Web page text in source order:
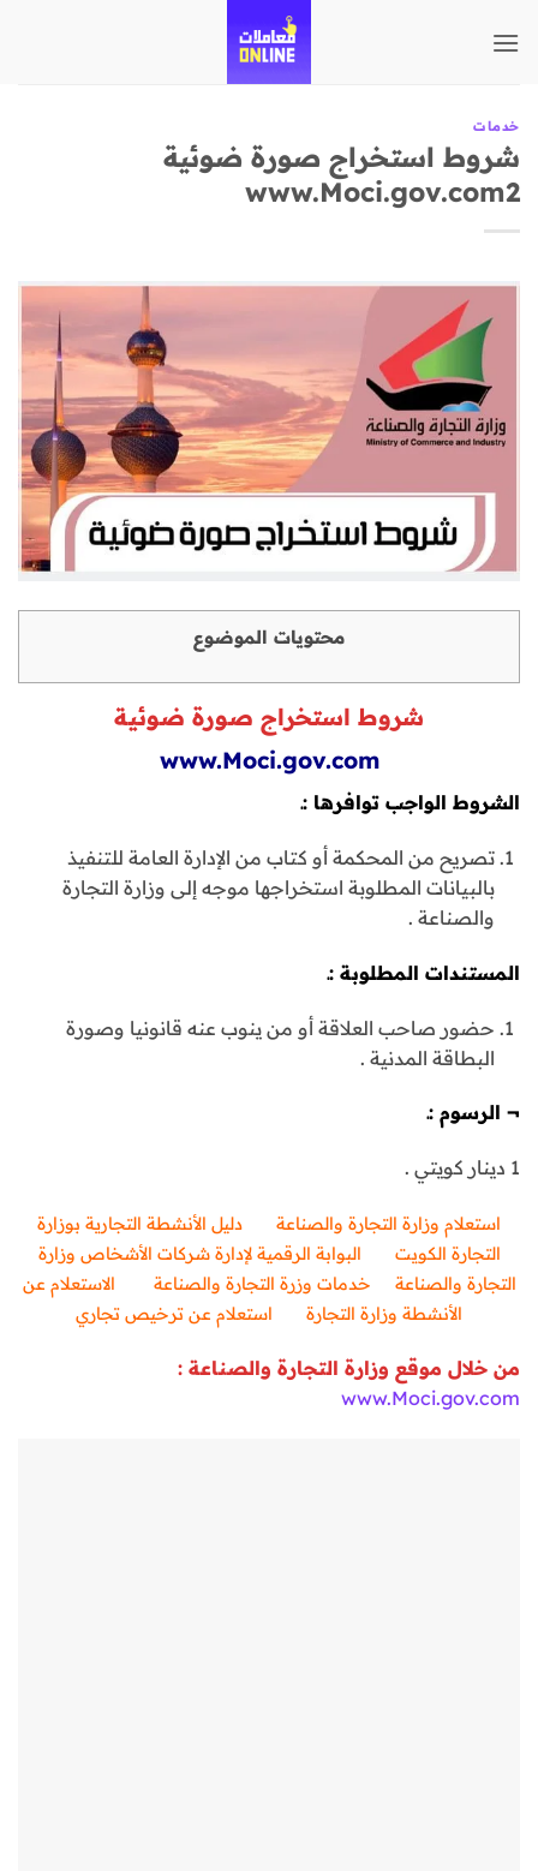
للمحتوى
خدمات
شروط استخراج صورة ضوئية
www.Moci.gov.com2
محتويات الموضوع
شروط استخراج صورة ضوئية
www.Moci.gov.com
الشروط الواجب توافرها :ـ
تصريح من المحكمة أو كتاب من الإدارة العامة للتنفيذ
بالبيانات المطلوبة استخراجها موجه إلى وزارة التجارة
والصناعة .
المستندات المطلوبة :ـ
حضور صاحب العلاقة أو من ينوب عنه قانونيا وصورة
البطاقة المدنية .
¬ الرسوم :ـ
1 دينار كويتي .
استعلام وزارة التجارة والصناعة
دليل الأنشطة التجارية بوزارة
التجارة الكويت
البوابة الرقمية لإدارة شركات الأشخاص وزارة
التجارة والصناعة
خدمات وزرة التجارة والصناعة
الاستعلام عن
الأنشطة وزارة التجارة
استعلام عن ترخيص تجاري
من خلال موقع وزارة التجارة والصناعة :
www.Moci.gov.com